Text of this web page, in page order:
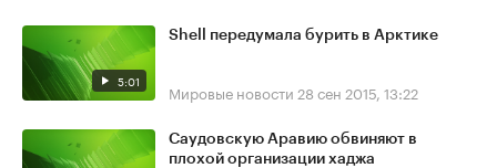
5:01
Shell передумала бурить в Арктике
Мировые новости 28 сен 2015, 13:22
Саудовскую Аравию обвиняют в
плохой организации хаджа